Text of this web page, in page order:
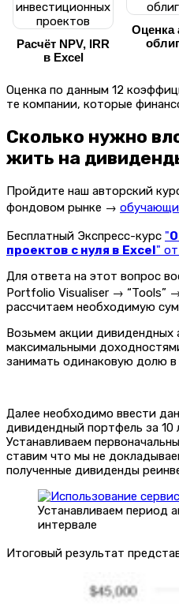
Расчёт NPV, IRR
в Excel
Оценка
Оценка по данным 12
те компании, которые
Сколько нужно
жить на
Пройдите наш авторский
фондовом рынке →
Бесплатный Экспресс-курс "
проектов с нуля в Excel"
Для ответа на этот вопрос
Portfolio Visualiser → “Tools”
рассчитаем необходимую
Возьмем акции дивидендных
максимальными
занимать одинаковую долю в
Далее необходимо ввести
дивидендный портфель за 10
Устанавливаем
ставим что мы не
полученные дивиденды
Устанавливаем период
интервале
Итоговый результат